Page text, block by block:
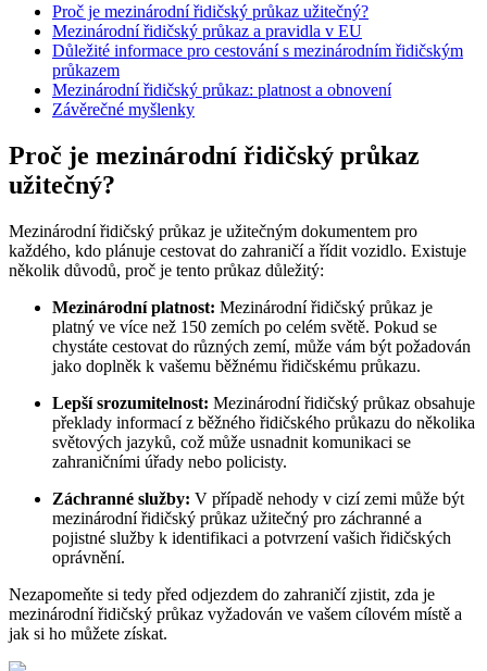
Proč je mezinárodní řidičský průkaz užitečný?
Mezinárodní řidičský průkaz a pravidla v EU
Důležité informace pro cestování s mezinárodním řidičským
průkazem
Mezinárodní řidičský průkaz: platnost a obnovení
Závěrečné myšlenky
Proč je mezinárodní řidičský průkaz
užitečný?
Mezinárodní řidičský průkaz je užitečným dokumentem pro
každého, kdo plánuje cestovat do zahraničí a řídit vozidlo. Existuje
několik důvodů, proč je tento průkaz důležitý:
Mezinárodní platnost: Mezinárodní řidičský průkaz je
platný ve více než 150 zemích po celém světě. Pokud se
chystáte cestovat do různých zemí, může vám být požadován
jako doplněk k vašemu běžnému řidičskému průkazu.
Lepší srozumitelnost: Mezinárodní řidičský průkaz obsahuje
překlady informací z běžného řidičského průkazu do několika
světových jazyků, což může usnadnit komunikaci se
zahraničními úřady nebo policisty.
Záchranné služby: V případě nehody v cizí zemi může být
mezinárodní řidičský průkaz užitečný pro záchranné a
pojistné služby k identifikaci a potvrzení vašich řidičských
oprávnění.
Nezapomeňte si tedy před odjezdem do zahraničí zjistit, zda je
mezinárodní řidičský průkaz vyžadován ve vašem cílovém místě a
jak si ho můžete získat.